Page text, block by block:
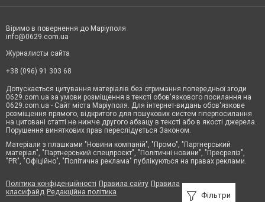
Фільтри
Віримо в повернення до Маріуполя
info@0629.com.ua
Журналисты сайта
+38 (096) 91 303 68
Допускається цитування матеріалів без отримання попередньої згоди
0629.com.ua за умови розміщення в тексті обов'язкового посилання на
0629.com.ua - Сайт міста Маріуполя. Для інтернет-видань обов'язкове
розміщення прямого, відкритого для пошукових систем гіперпосилання
на цитовані статті не нижче другого абзацу в тексті або в якості джерела.
Порушення виняткових прав переслідується Законом.
Матеріали з плашками "Новини компаній", "Промо", "Партнерський
матеріал", "Партнерський спецпроєкт", "Політичні новини", "Пресреліз",
"PR", "Офіційно", "Політична реклама" публікуються на правах реклами.
Політика конфіденційності Правила сайту Правила
класифайд Редакційна політика